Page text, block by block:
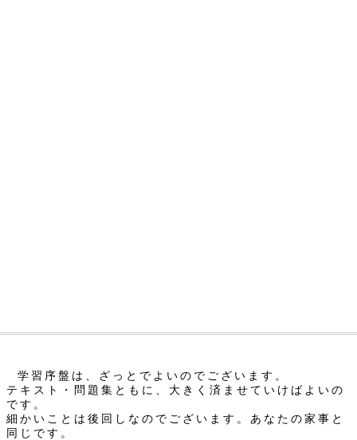
学習序盤は、ざっとでよいのでございます。
テキスト・問題集ともに、大きく済ませていけばよいの
です。
細かいことは後回しなのでございます。あなたの家事と
同じです。